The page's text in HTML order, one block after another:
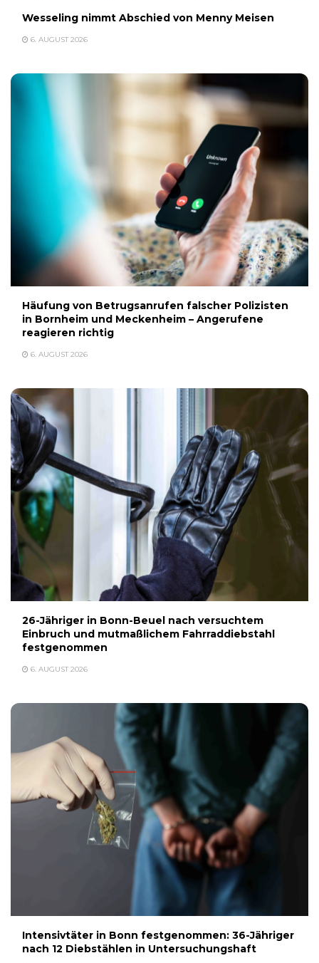
Wesseling nimmt Abschied von Menny Meisen
6. AUGUST 2026
Häufung von Betrugsanrufen falscher Polizisten
in Bornheim und Meckenheim – Angerufene
reagieren richtig
6. AUGUST 2026
26-Jähriger in Bonn-Beuel nach versuchtem
Einbruch und mutmaßlichem Fahrraddiebstahl
festgenommen
6. AUGUST 2026
Intensivtäter in Bonn festgenommen: 36-Jähriger
nach 12 Diebstählen in Untersuchungshaft